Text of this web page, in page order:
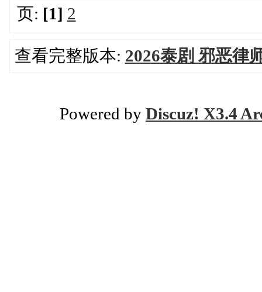
页: [1] 2
查看完整版本: 2026泰剧 邪恶律
Powered by Discuz! X3.4